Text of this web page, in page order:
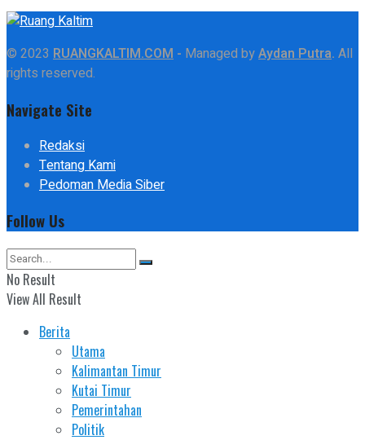
© 2023 RUANGKALTIM.COM - Managed byAydan Putra. All
rights reserved.
Navigate Site
Redaksi
Tentang Kami
Pedoman Media Siber
Follow Us
No Result
View All Result
Berita
Utama
Kalimantan Timur
Kutai Timur
Pemerintahan
Politik